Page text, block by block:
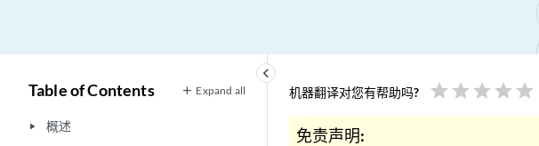
keyboard_arrow_left
Table of Contents Expand all
play_arrow 概述
机器翻译对您有帮助吗? star star star star star
免责声明: